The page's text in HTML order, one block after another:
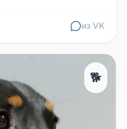
из VK
🐕